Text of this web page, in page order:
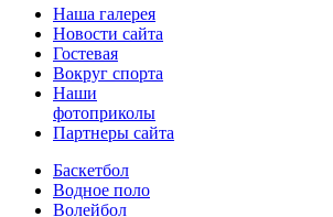
Наша галерея
Новости сайта
Гостевая
Вокруг спорта
Наши
фотоприколы
Партнеры сайта
Баскетбол
Водное поло
Волейбол